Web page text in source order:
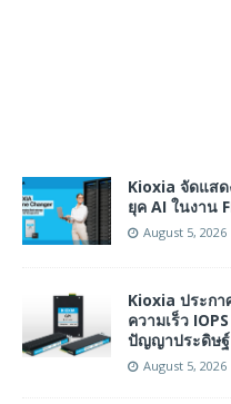
Kioxia จัดแส
ยุค AI ในงาน
August 5, 2026
Kioxia ประกา
ความเร็ว
ปัญญาประดิษ
August 5, 2026